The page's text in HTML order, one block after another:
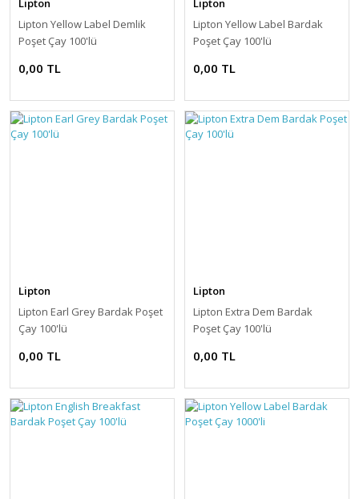
Lipton
Lipton Yellow Label Demlik
Poşet Çay 100'lü
0,00 TL
Lipton
Lipton Yellow Label Bardak
Poşet Çay 100'lü
0,00 TL
Lipton
Lipton Earl Grey Bardak Poşet
Çay 100'lü
0,00 TL
Lipton
Lipton Extra Dem Bardak
Poşet Çay 100'lü
0,00 TL